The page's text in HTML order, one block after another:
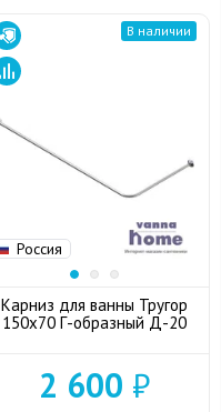
Россия
В наличии
Карниз для ванны Тругор
150x70 Г-образный Д-20
2 600 ₽